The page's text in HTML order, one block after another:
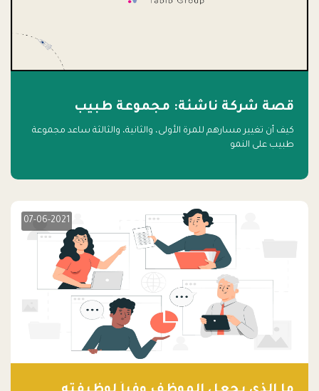
قصة شركة ناشئة: مجموعة طبيب
كيف أن تغيير مسارهم للمرة الأولى، والثانية، والثالثة ساعد مجموعة
طبيب على النمو
07-06-2021